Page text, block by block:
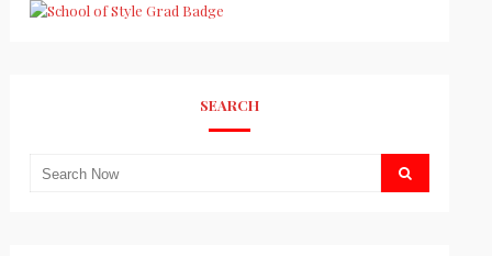
SEARCH